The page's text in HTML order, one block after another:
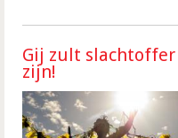
Gij zult slachtoffer
zijn!